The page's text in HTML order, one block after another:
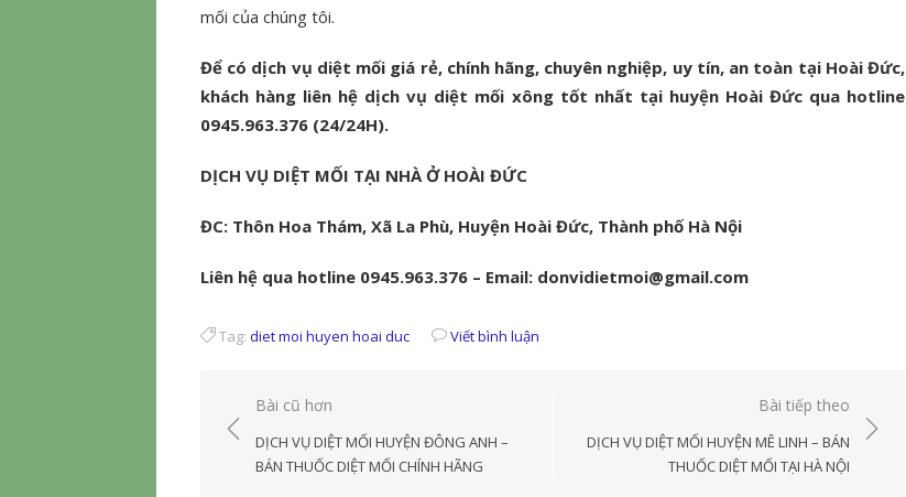
mối của chúng tôi.
Để có dịch vụ diệt mối giá rẻ, chính hãng, chuyên nghiệp, uy tín, an toàn tại Hoài Đức,
khách hàng liên hệ dịch vụ diệt mối xông tốt nhất tại huyện Hoài Đức qua hotline
0945.963.376 (24/24H).
DỊCH VỤ DIỆT MỐI TẠI NHÀ Ở HOÀI ĐỨC
ĐC: Thôn Hoa Thám, Xã La Phù, Huyện Hoài Đức, Thành phố Hà Nội
Liên hệ qua hotline 0945.963.376 – Email: donvidietmoi@gmail.com
Tag: diet moi huyen hoai duc Viết bình luận
Điều
hướng
Bài cũ hơn
DỊCH VỤ DIỆT MỐI HUYỆN ĐÔNG ANH –
BÁN THUỐC DIỆT MỐI CHÍNH HÃNG
Bài tiếp theo
DỊCH VỤ DIỆT MỐI HUYỆN MÊ LINH – BÁN
THUỐC DIỆT MỐI TẠI HÀ NỘI